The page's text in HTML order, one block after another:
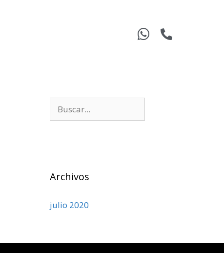
Archivos
julio 2020